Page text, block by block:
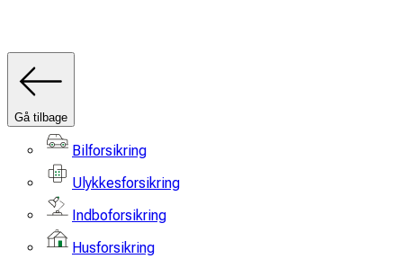
Gå tilbage
Bilforsikring
Ulykkesforsikring
Indboforsikring
Husforsikring